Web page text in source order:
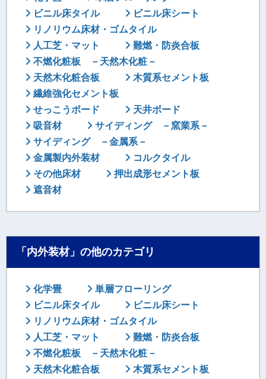
ビニル床タイル
ビニル床シート
リノリウム床材・ゴムタイル
人工芝・マット
難燃・防炎合板
不燃化粧板 －天然木化粧－
天然木化粧合板
木質系セメント板
繊維強化セメント板
せっこうボード
天井ボード
吸音材
サイディング －窯業系－
サイディング －金属系－
金属製内外装材
コルクタイル
その他床材
押出成形セメント板
遮音材
「内外装材」の他のカテゴリ
化学畳
単層フローリング
ビニル床タイル
ビニル床シート
リノリウム床材・ゴムタイル
人工芝・マット
難燃・防炎合板
不燃化粧板 －天然木化粧－
天然木化粧合板
木質系セメント板